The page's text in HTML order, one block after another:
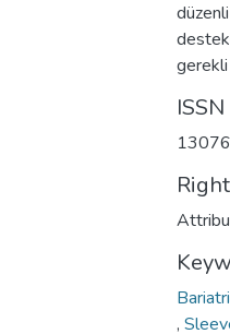
gerekli
ISSN
,